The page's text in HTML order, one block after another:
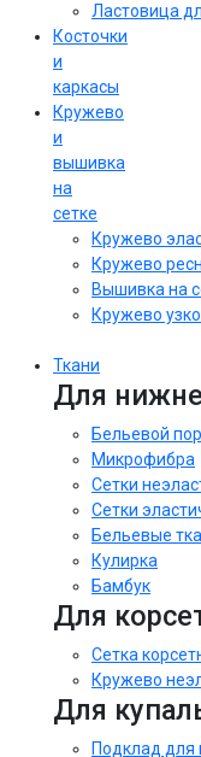
Ластовица
Косточки
и
каркасы
Кружево
и
вышивка
на
сетке
Кружево
Кружево
Вышивка на
Кружево
Ткани
Для
Бельевой
Микрофибра
Сетки
Сетки
Бельевые
Кулирка
Бамбук
Для
Сетка
Кружево
Для
Подклад для